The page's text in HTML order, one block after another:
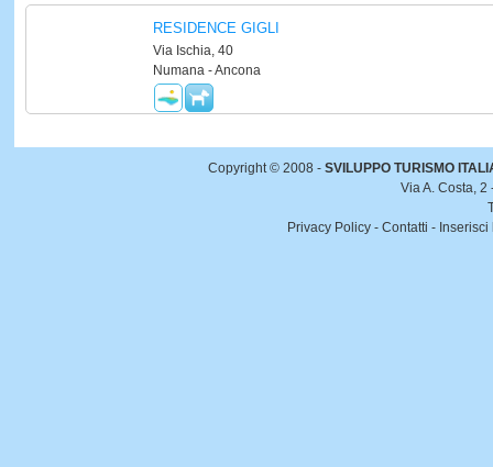
RESIDENCE GIGLI
Via Ischia, 40
Numana - Ancona
Copyright © 2008 - SVILUPPO TURISMO
Via A. Costa,
Privacy Policy - Contatti -